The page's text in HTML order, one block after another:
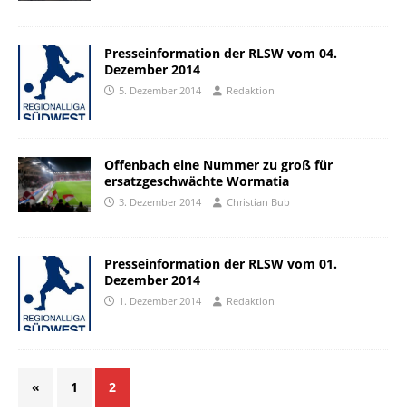
Presseinformation der RLSW vom 04.
Dezember 2014
5. Dezember 2014 Redaktion
Offenbach eine Nummer zu groß für
ersatzgeschwächte Wormatia
3. Dezember 2014 Christian Bub
Presseinformation der RLSW vom 01.
Dezember 2014
1. Dezember 2014 Redaktion
« 1 2